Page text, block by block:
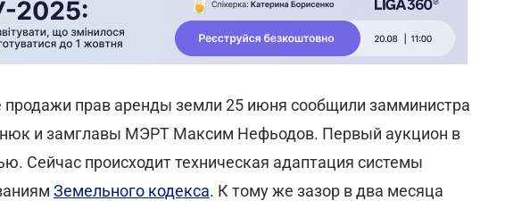
продажи прав аренды земли 25 июня сообщили замминистра
и замглавы МЭРТ Максим Нефьодов. Первый аукцион в
Сейчас происходит техническая адаптация системы
Земельного кодекса. К тому же зазор в два месяца